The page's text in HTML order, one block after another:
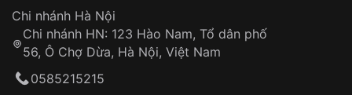
Hotline: 0585 215 215
Từ khóa SEO:
Đảm bảo quyền lợi khách hàng
Chi nhánh Hà Nội
Chi nhánh HN: 123 Hào Nam, Tổ dân phố
56, Ô Chợ Dừa, Hà Nội, Việt Nam
0585215215